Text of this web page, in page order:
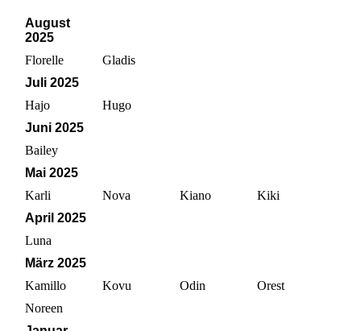
August
2025
Florelle
Gladis
Juli 2025
Hajo
Hugo
Juni 2025
Bailey
Mai 2025
Karli
Nova Kiano
Kiki
April 2025
Luna
März 2025
Kamillo
Kovu Odin
Orest
Noreen